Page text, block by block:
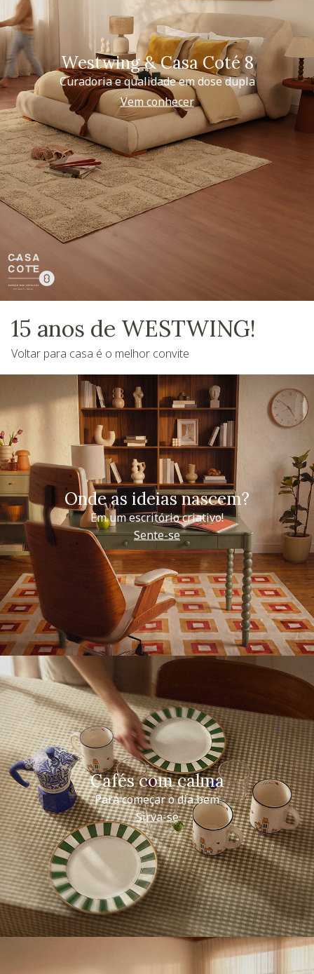
Westwing & Casa Coté 8
Curadoria e qualidade em dose dupla
Vem conhecer
15 anos de WESTWING!
Voltar para casa é o melhor convite
Onde as ideias nascem?
Em um escritório criativo!
Sente-se
Cafés com calma
Para começar o dia bem
Sirva-se